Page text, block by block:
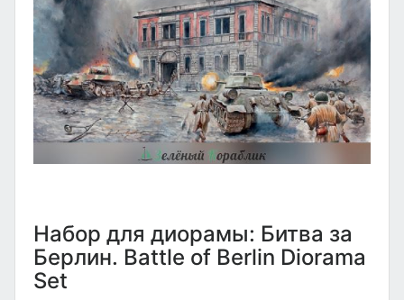
Набор для диорамы: Битва за
Берлин. Battle of Berlin Diorama
Set